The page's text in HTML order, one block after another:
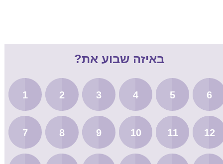
באיזה שבוע את?
1 2 3 4 5 6
7 8 9 10 11 12